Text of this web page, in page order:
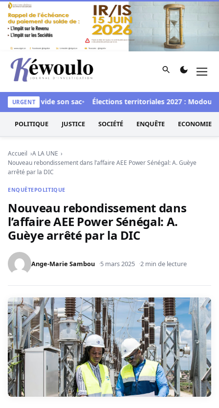
Aller au contenu
Kéwoulo, le premier site d'information et d'investigation
Rechercher
URGENTvide son sac Élections territoriales 2027 : Modou
POLITIQUE JUSTICE SOCIÉTÉ ENQUÊTE ECONOMIE
Accueil
A LA UNE
Nouveau rebondissement dans l’affaire AEE Power Sénégal: A. Guèye
arrêté par la DIC
ENQUÊTEPOLITIQUE
Nouveau rebondissement dans
l’affaire AEE Power Sénégal: A.
Guèye arrêté par la DIC
Ange-Marie Sambou 5 mars 2025 2 min de lecture